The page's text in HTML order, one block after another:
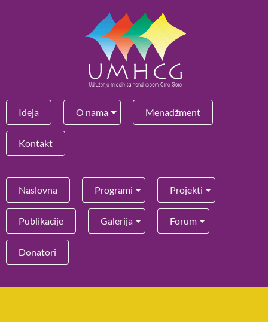
Ideja O nama Menadžment
Kontakt
Naslovna Programi Projekti
Publikacije Galerija Forum
Donatori